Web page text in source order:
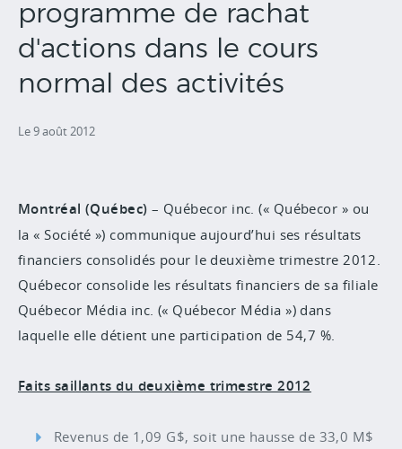
programme de rachat
d'actions dans le cours
normal des activités
Le 9 août 2012
Montréal (Québec) – Québecor inc. (« Québecor » ou
la « Société ») communique aujourd’hui ses résultats
financiers consolidés pour le deuxième trimestre 2012.
Québecor consolide les résultats financiers de sa filiale
Québecor Média inc. (« Québecor Média ») dans
laquelle elle détient une participation de 54,7 %.
Faits saillants du deuxième trimestre 2012
Revenus de 1,09 G$, soit une hausse de 33,0 M$